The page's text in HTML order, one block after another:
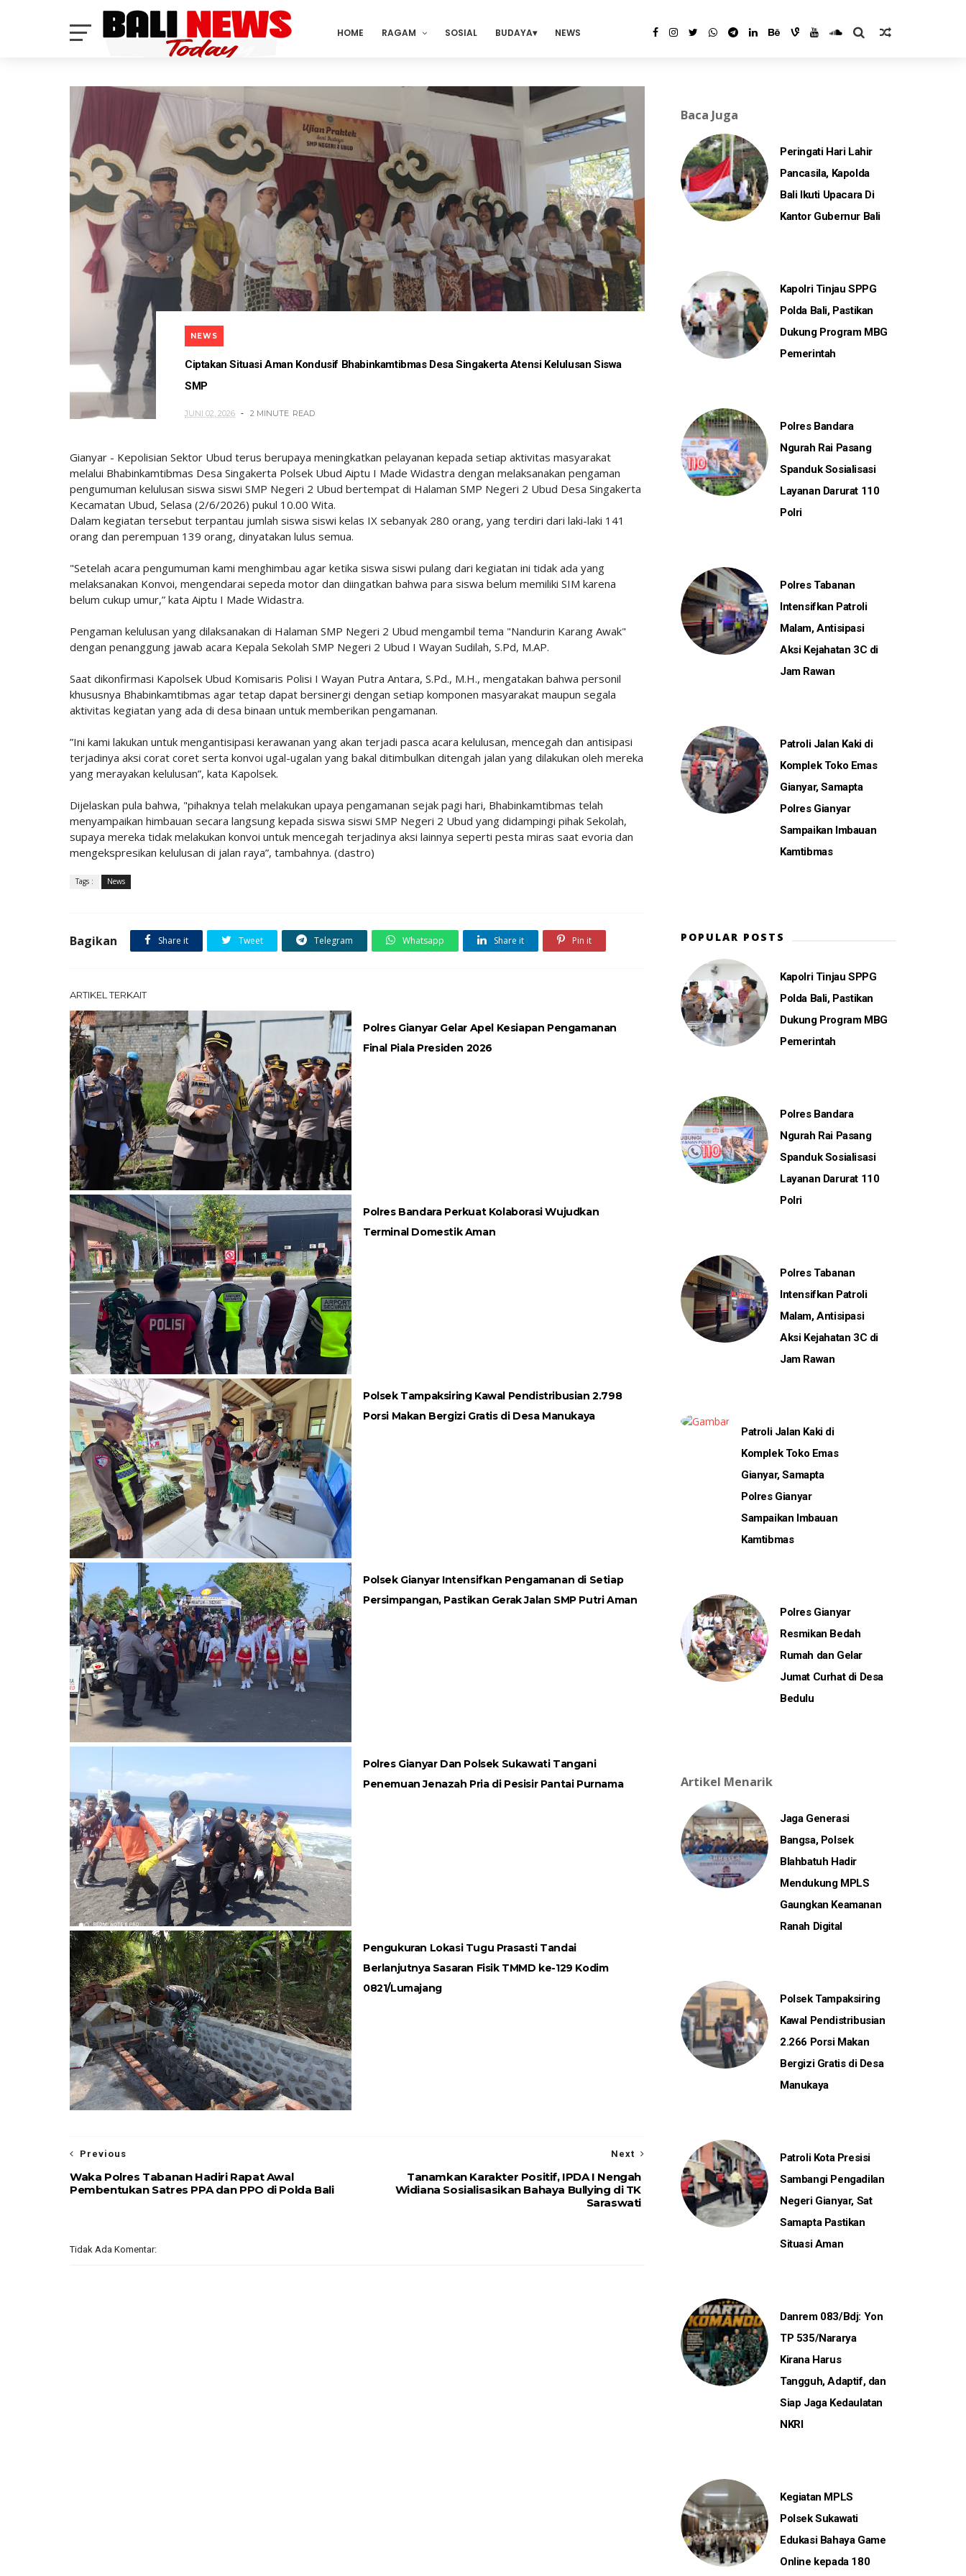
HOME RAGAM SOSIAL BUDAYA NEWS
NEWS
Ciptakan Situasi Aman Kondusif Bhabinkamtibmas Desa Singakerta Atensi Kelulusan Siswa
SMP
JUNI 02, 2026 2 MINUTE READ
Gianyar - Kepolisian Sektor Ubud terus berupaya meningkatkan pelayanan kepada setiap aktivitas masyarakat
melalui Bhabinkamtibmas Desa Singakerta Polsek Ubud Aiptu I Made Widastra dengan melaksanakan pengaman
pengumuman kelulusan siswa siswi SMP Negeri 2 Ubud bertempat di Halaman SMP Negeri 2 Ubud Desa Singakerta
Kecamatan Ubud, Selasa (2/6/2026) pukul 10.00 Wita.
Dalam kegiatan tersebut terpantau jumlah siswa siswi kelas IX sebanyak 280 orang, yang terdiri dari laki-laki 141
orang dan perempuan 139 orang, dinyatakan lulus semua.
"Setelah acara pengumuman kami menghimbau agar ketika siswa siswi pulang dari kegiatan ini tidak ada yang
melaksanakan Konvoi, mengendarai sepeda motor dan diingatkan bahwa para siswa belum memiliki SIM karena
belum cukup umur,” kata Aiptu I Made Widastra.
Pengaman kelulusan yang dilaksanakan di Halaman SMP Negeri 2 Ubud mengambil tema "Nandurin Karang Awak"
dengan penanggung jawab acara Kepala Sekolah SMP Negeri 2 Ubud I Wayan Sudilah, S.Pd, M.AP.
Saat dikonfirmasi Kapolsek Ubud Komisaris Polisi I Wayan Putra Antara, S.Pd., M.H., mengatakan bahwa personil
khususnya Bhabinkamtibmas agar tetap dapat bersinergi dengan setiap komponen masyarakat maupun segala
aktivitas kegiatan yang ada di desa binaan untuk memberikan pengamanan.
”Ini kami lakukan untuk mengantisipasi kerawanan yang akan terjadi pasca acara kelulusan, mencegah dan antisipasi
terjadinya aksi corat coret serta konvoi ugal-ugalan yang bakal ditimbulkan ditengah jalan yang dilakukan oleh mereka
yang merayakan kelulusan”, kata Kapolsek.
Dijelaskan pula bahwa, "pihaknya telah melakukan upaya pengamanan sejak pagi hari, Bhabinkamtibmas telah
menyampaikan himbauan secara langsung kepada siswa siswi SMP Negeri 2 Ubud yang didampingi pihak Sekolah,
supaya mereka tidak melakukan konvoi untuk mencegah terjadinya aksi lainnya seperti pesta miras saat evoria dan
mengekspresikan kelulusan di jalan raya”, tambahnya. (dastro)
Tags : News
Bagikan Share it Tweet Telegram Whatsapp Share it Pin it
ARTIKEL TERKAIT
Polres Gianyar Gelar Apel Kesiapan Pengamanan
Final Piala Presiden 2026
Polres Bandara Perkuat Kolaborasi Wujudkan
Terminal Domestik Aman
Polsek Tampaksiring Kawal Pendistribusian 2.798
Porsi Makan Bergizi Gratis di Desa Manukaya
Polsek Gianyar Intensifkan Pengamanan di Setiap
Persimpangan, Pastikan Gerak Jalan SMP Putri Aman
Polres Gianyar Dan Polsek Sukawati Tangani
Penemuan Jenazah Pria di Pesisir Pantai Purnama
Pengukuran Lokasi Tugu Prasasti Tandai
Berlanjutnya Sasaran Fisik TMMD ke-129 Kodim
0821/Lumajang
Next
Tanamkan Karakter Positif, IPDA I Nengah
Widiana Sosialisasikan Bahaya Bullying di TK
Saraswati
Previous
Waka Polres Tabanan Hadiri Rapat Awal
Pembentukan Satres PPA dan PPO di Polda Bali
Tidak Ada Komentar:
Baca Juga
Peringati Hari Lahir
Pancasila, Kapolda
Bali Ikuti Upacara Di
Kantor Gubernur Bali
Kapolri Tinjau SPPG
Polda Bali, Pastikan
Dukung Program MBG
Pemerintah
Polres Bandara
Ngurah Rai Pasang
Spanduk Sosialisasi
Layanan Darurat 110
Polri
Polres Tabanan
Intensifkan Patroli
Malam, Antisipasi
Aksi Kejahatan 3C di
Jam Rawan
Patroli Jalan Kaki di
Komplek Toko Emas
Gianyar, Samapta
Polres Gianyar
Sampaikan Imbauan
Kamtibmas
POPULAR POSTS
Kapolri Tinjau SPPG
Polda Bali, Pastikan
Dukung Program MBG
Pemerintah
Polres Bandara
Ngurah Rai Pasang
Spanduk Sosialisasi
Layanan Darurat 110
Polri
Polres Tabanan
Intensifkan Patroli
Malam, Antisipasi
Aksi Kejahatan 3C di
Jam Rawan
Patroli Jalan Kaki di
Komplek Toko Emas
Gianyar, Samapta
Polres Gianyar
Sampaikan Imbauan
Kamtibmas
Polres Gianyar
Resmikan Bedah
Rumah dan Gelar
Jumat Curhat di Desa
Bedulu
Artikel Menarik
Jaga Generasi
Bangsa, Polsek
Blahbatuh Hadir
Mendukung MPLS
Gaungkan Keamanan
Ranah Digital
Polsek Tampaksiring
Kawal Pendistribusian
2.266 Porsi Makan
Bergizi Gratis di Desa
Manukaya
Patroli Kota Presisi
Sambangi Pengadilan
Negeri Gianyar, Sat
Samapta Pastikan
Situasi Aman
Danrem 083/Bdj: Yon
TP 535/Nararya
Kirana Harus
Tangguh, Adaptif, dan
Siap Jaga Kedaulatan
NKRI
Kegiatan MPLS
Polsek Sukawati
Edukasi Bahaya Game
Online kepada 180